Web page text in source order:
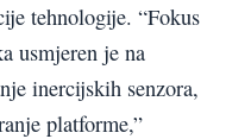
tehnologije. “Fokus
usmjeren je na
inercijskih senzora,
platforme,”